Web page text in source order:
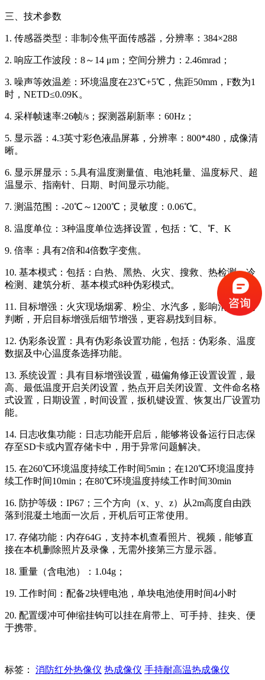
三、技术参数
1. 传感器类型：非制冷焦平面传感器，分辨率：384×288
2. 响应工作波段：8～14 μm；空间分辨力：2.46mrad；
3. 噪声等效温差：环境温度在23℃+5℃，焦距50mm，F数为1
时，NETD≤0.09K。
4. 采样帧速率:26帧/s；探测器刷新率：60Hz；
5. 显示器：4.3英寸彩色液晶屏幕，分辨率：800*480，成像清
晰。
6. 显示屏显示：5.具有温度测量值、电池耗量、温度标尺、超
温显示、指南针、日期、时间显示功能。
7. 测温范围：-20℃～1200℃；灵敏度：0.06℃。
8. 温度单位：3种温度单位选择设置，包括：℃、℉、K
9. 倍率：具有2倍和4倍数字变焦。
10. 基本模式：包括：白热、黑热、火灾、搜救、热检测、冷
检测、建筑分析、基本模式8种伪彩模式。
11. 目标增强：火灾现场烟雾、粉尘、水汽多，影响消防员的
判断，开启目标增强后细节增强，更容易找到目标。
12. 伪彩条设置：具有伪彩条设置功能，包括：伪彩条、温度
数据及中心温度条选择功能。
13. 系统设置：具有目标增强设置，磁偏角修正设置设置，最
高、最低温度开启关闭设置，热点开启关闭设置、文件命名格
式设置，日期设置，时间设置，扳机键设置、恢复出厂设置功
能。
14. 日志收集功能：日志功能开启后，能够将设备运行日志保
存至SD卡或内置存储卡中，用于异常问题解决。
15. 在260℃环境温度持续工作时间5min；在120℃环境温度持
续工作时间10min；在80℃环境温度持续工作时间30min
16. 防护等级：IP67；三个方向（x、y、z）从2m高度自由跌
落到混凝土地面一次后，开机后可正常使用。
17. 存储功能：内存64G，支持本机查看照片、视频，能够直
接在本机删除照片及录像，无需外接第三方显示器。
18. 重量（含电池）：1.04g；
19. 工作时间：配备2块锂电池，单块电池使用时间4小时
20. 配置缓冲可伸缩挂钩可以挂在肩带上、可手持、挂夹、便
于携带。
标签： 消防红外热像仪 热成像仪 手持耐高温热成像仪